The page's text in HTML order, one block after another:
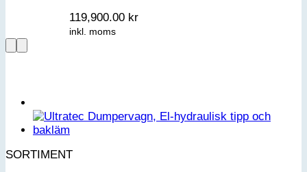
119,900.00 kr
inkl. moms
SORTIMENT